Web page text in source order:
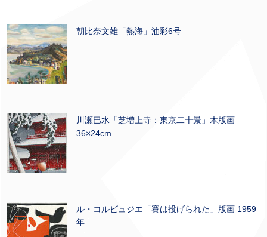
朝比奈文雄「熱海」油彩6号
川瀬巴水「芝増上寺：東京二十景」木版画
36×24cm
ル・コルビュジエ「賽は投げられた」版画 1959
年